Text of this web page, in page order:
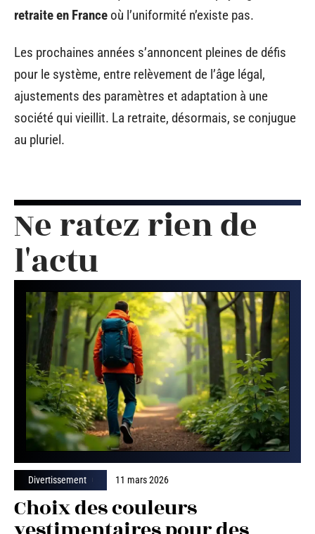
retraite en France où l’uniformité n’existe pas.
Les prochaines années s’annoncent pleines de défis
pour le système, entre relèvement de l’âge légal,
ajustements des paramètres et adaptation à une
société qui vieillit. La retraite, désormais, se conjugue
au pluriel.
Ne ratez rien de
l'actu
Divertissement 11 mars 2026
Choix des couleurs